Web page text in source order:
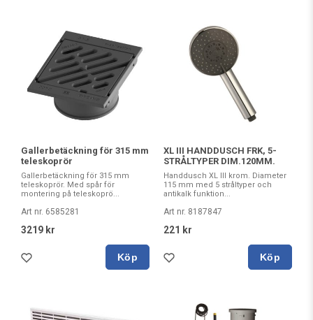
Gallerbetäckning för 315 mm
teleskoprör
Gallerbetäckning för 315 mm
teleskoprör. Med spår för
montering på teleskoprö...
Art nr. 6585281
3219 kr
Köp
XL III HANDDUSCH FRK, 5-
STRÅLTYPER DIM.120MM.
Handdusch XL III krom. Diameter
115 mm med 5 stråltyper och
antikalk funktion...
Art nr. 8187847
221 kr
Köp